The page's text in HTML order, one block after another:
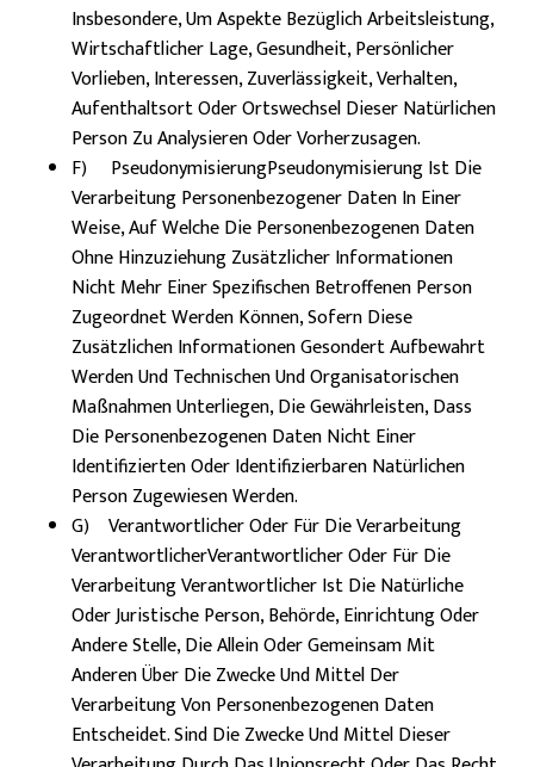
Insbesondere, Um Aspekte Bezüglich Arbeitsleistung,
Wirtschaftlicher Lage, Gesundheit, Persönlicher
Vorlieben, Interessen, Zuverlässigkeit, Verhalten,
Aufenthaltsort Oder Ortswechsel Dieser Natürlichen
Person Zu Analysieren Oder Vorherzusagen.
F) PseudonymisierungPseudonymisierung Ist Die
Verarbeitung Personenbezogener Daten In Einer
Weise, Auf Welche Die Personenbezogenen Daten
Ohne Hinzuziehung Zusätzlicher Informationen
Nicht Mehr Einer Spezifischen Betroffenen Person
Zugeordnet Werden Können, Sofern Diese
Zusätzlichen Informationen Gesondert Aufbewahrt
Werden Und Technischen Und Organisatorischen
Maßnahmen Unterliegen, Die Gewährleisten, Dass
Die Personenbezogenen Daten Nicht Einer
Identifizierten Oder Identifizierbaren Natürlichen
Person Zugewiesen Werden.
G) Verantwortlicher Oder Für Die Verarbeitung
VerantwortlicherVerantwortlicher Oder Für Die
Verarbeitung Verantwortlicher Ist Die Natürliche
Oder Juristische Person, Behörde, Einrichtung Oder
Andere Stelle, Die Allein Oder Gemeinsam Mit
Anderen Über Die Zwecke Und Mittel Der
Verarbeitung Von Personenbezogenen Daten
Entscheidet. Sind Die Zwecke Und Mittel Dieser